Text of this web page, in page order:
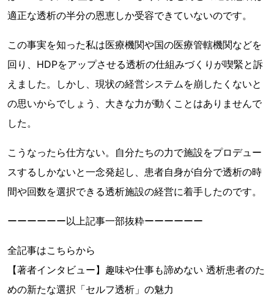
適正な透析の半分の恩恵しか受容できていないのです。
この事実を知った私は医療機関や国の医療管轄機関などを
回り、HDPをアップさせる透析の仕組みづくりが喫緊と訴
えました。しかし、現状の経営システムを崩したくないと
の思いからでしょう、大きな力が動くことはありませんで
した。
こうなったら仕方ない。自分たちの力で施設をプロデュー
スするしかないと一念発起し、患者自身が自分で透析の時
間や回数を選択できる透析施設の経営に着手したのです。
ーーーーーー以上記事一部抜粋ーーーーーー
全記事はこちらから
【著者インタビュー】趣味や仕事も諦めない 透析患者のた
めの新たな選択「セルフ透析」の魅力